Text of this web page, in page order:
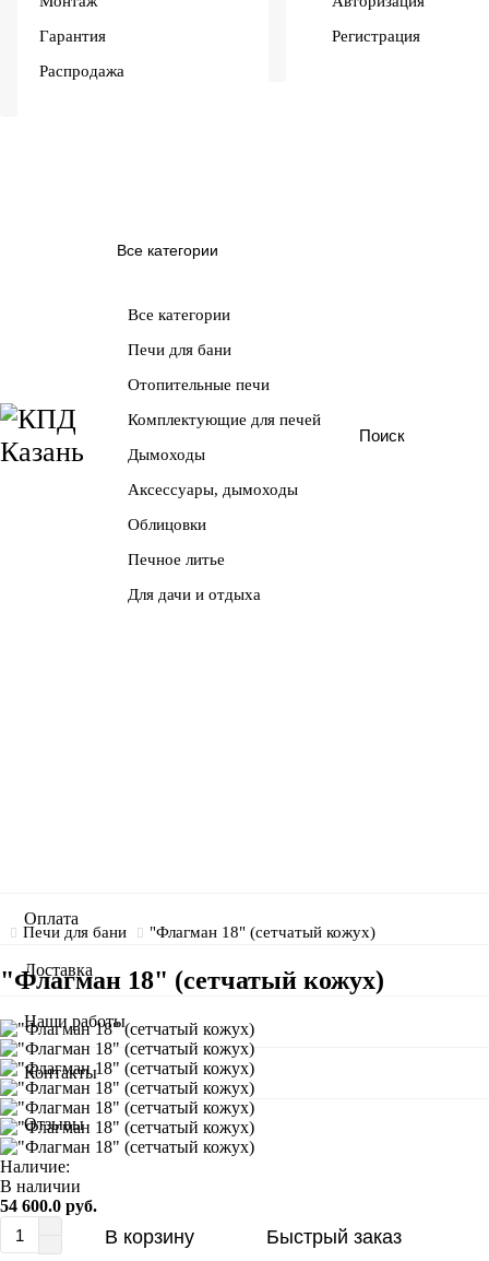
Гарантия
Распродажа
Регистрация
Все категории
Все категории
Печи для бани
Отопительные печи
Комплектующие для печей
Дымоходы
Аксессуары, дымоходы
Облицовки
Печное литье
Для дачи и отдыха
Оплата
Доставка
Наши работы
Контакты
Отзывы
Печи для бани "Флагман 18" (сетчатый кожух)
"Флагман 18" (сетчатый кожух)
Наличие:
В наличии
54 600.0 руб.
В корзину
Быстрый заказ